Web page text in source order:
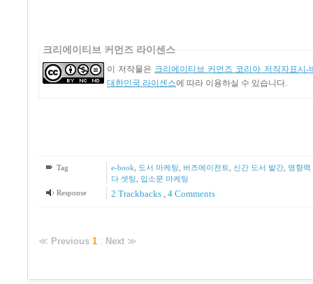
크리에이티브 커먼즈 라이센스
이 저작물은 크리에이티브 커먼즈 코리아 저작자표시-
대한민국 라이센스에 따라 이용하실 수 있습니다.
Tag e-book 도서 마케팅 버즈에이전트 신간 도서 발간, 영향력
다 셋팅
입소문 마케팅
Response
2 Trackbacks 4Comments
≪ Previous 1 : Next ≫